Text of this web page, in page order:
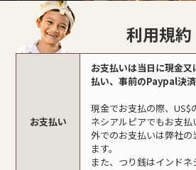
利用規約
お支払い
お支払いは当日に現金
払い、事前のPaypal決済
現金でお支払の際、US$
ネシアルピアでもお支
外でのお支払いは弊社
ます。
また、つり銭はインド